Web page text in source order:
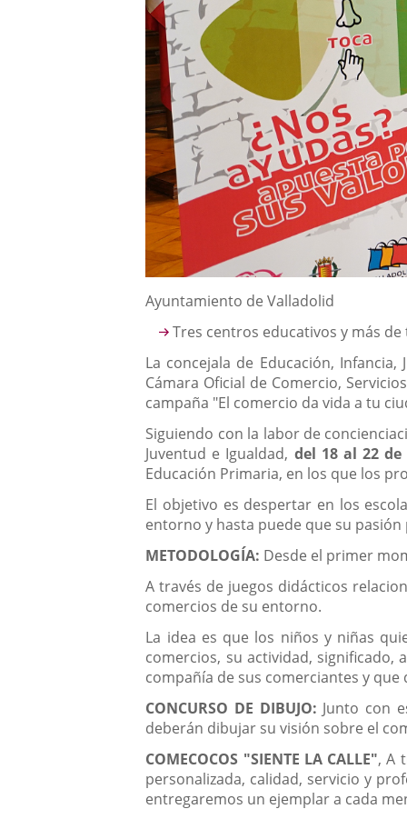
Descripción
Ayuntamiento de Valladolid
Tres centros educativos y más
La concejala de Educación,
Cámara Oficial de Comercio,
campaña "El comercio da vida a tu
Siguiendo con la labor de
Juventud e Igualdad, del 18 al 22
Educación Primaria, en los que los
El objetivo es despertar en los
entorno y hasta puede que su
METODOLOGÍA: Desde el primer
A través de juegos didácticos
comercios de su entorno.
La idea es que los niños y niñas
comercios, su actividad,
compañía de sus comerciantes y
CONCURSO DE DIBUJO: Junto con
deberán dibujar su visión sobre el
COMECOCOS "SIENTE LA CALLE", A
personalizada, calidad, servicio y
entregaremos un ejemplar a cada